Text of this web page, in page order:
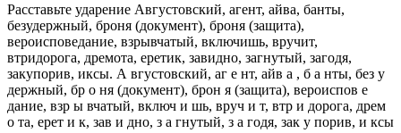
Расставьте ударение Августовский, агент, айва, банты,
безудержный, броня (документ), броня (защита),
вероисповедание, взрывчатый, включишь, вручит,
втридорога, дремота, еретик, завидно, загнутый, загодя,
закупорив, иксы. А вгустовский, аг е нт, айв а , б а нты, без у
держный, бр о ня (документ), брон я (защита), вероиспов е
дание, взр ы вчатый, включ и шь, вруч и т, втр и дорога, дрем
о та, ерет и к, зав и дно, з а гнутый, з а годя, зак у порив, и ксы